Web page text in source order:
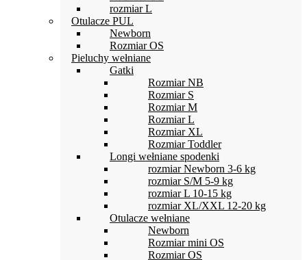
rozmiar L
Otulacze PUL
Newborn
Rozmiar OS
Pieluchy wełniane
Gatki
Rozmiar NB
Rozmiar S
Rozmiar M
Rozmiar L
Rozmiar XL
Rozmiar Toddler
Longi wełniane spodenki
rozmiar Newborn 3-6 kg
rozmiar S/M 5-9 kg
rozmiar L 10-15 kg
rozmiar XL/XXL 12-20 kg
Otulacze wełniane
Newborn
Rozmiar mini OS
Rozmiar OS